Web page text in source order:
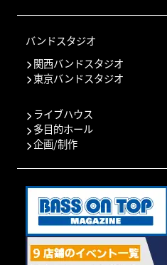
バンドスタジオ
関西バンドスタジオ
東京バンドスタジオ
ライブハウス
多目的ホール
企画/制作